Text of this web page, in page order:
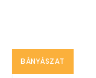
BÁNYÁSZAT